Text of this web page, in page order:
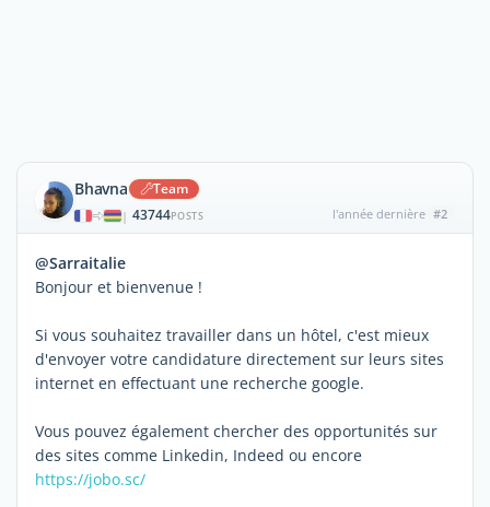
Bhavna Team
| 43744POSTS l'année dernière #2
@Sarraitalie
Bonjour et bienvenue !
Si vous souhaitez travailler dans un hôtel, c'est mieux
d'envoyer votre candidature directement sur leurs sites
internet en effectuant une recherche google.
Vous pouvez également chercher des opportunités sur
des sites comme Linkedin, Indeed ou encore
https://jobo.sc/